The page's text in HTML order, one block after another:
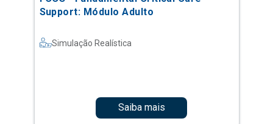
Support: Módulo Adulto
Simulação Realística
Saiba mais